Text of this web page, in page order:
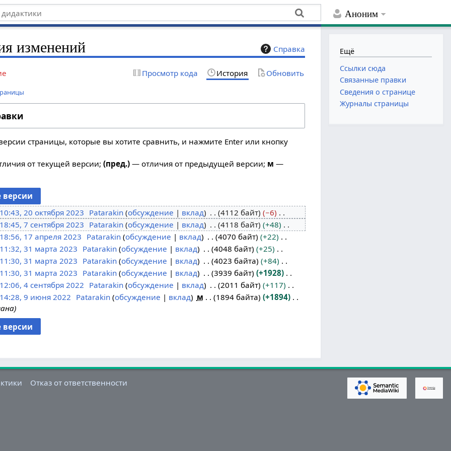
Аноним
Справка
изменений
Просмотр кода История Обновить
страницы, которые вы хотите сравнить, и нажмите Enter или кнопку
от текущей версии;(пред.) — отличия от предыдущей версии; м —
10:43, 20 октября 2023 Patarakin обсуждение вклад 4112 байт
−6
18:45, 7 сентября 2023 Patarakin обсуждение вклад 4118 байт
+48
18:56, 17 апреля 2023 Patarakin обсуждение вклад 4070 байт
+22
11:32, 31 марта 2023 Patarakin обсуждение вклад 4048 байт
+25
11:30, 31 марта 2023 Patarakin обсуждение вклад 4023 байта
+84
11:30, 31 марта 2023 Patarakin обсуждение вклад 3939 байт
+1928
12:06, 4 сентября 2022 Patarakin обсуждение вклад 2011 байт
+117
14:28, 9 июня 2022 Patarakin обсуждение вклад м 1894 байта
+1894
Ещё
Ссылки сюда
Связанные правки
Сведения о странице
Журналы страницы
Отказ от ответственности